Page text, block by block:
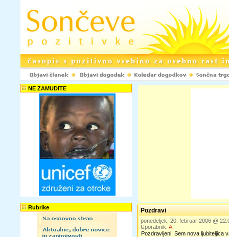
NE ZAMUDITE
Rubrike Pozdravi
ponedeljek, 20. februar 2006 @
Uporabnik: A
Pozdravljeni! Sem nova ljubiteljica